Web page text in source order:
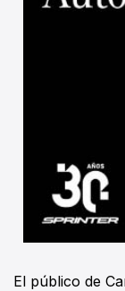
El público de